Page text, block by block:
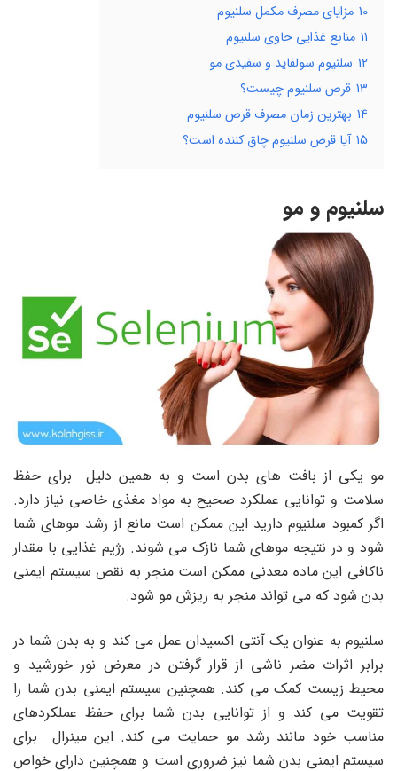
10 مزایای مصرف مکمل سلنیوم
11 منابع غذایی حاوی سلنیوم
12 سلنیوم سولفاید و سفیدی مو
13 قرص سلنیوم چیست؟
14 بهترین زمان مصرف قرص سلنیوم
15 آیا قرص سلنیوم چاق کننده است؟
سلنیوم و مو
مو یکی از بافت های بدن است و به همین دلیل برای حفظ
سلامت و توانایی عملکرد صحیح به مواد مغذی خاصی نیاز دارد.
اگر کمبود سلنیوم دارید این ممکن است مانع از رشد موهای شما
شود و در نتیجه موهای شما نازک می شوند. رژیم غذایی با مقدار
ناکافی این ماده معدنی ممکن است منجر به نقص سیستم ایمنی
بدن شود که می تواند منجر به ریزش مو شود.
سلنیوم به عنوان یک آنتی اکسیدان عمل می کند و به بدن شما در
برابر اثرات مضر ناشی از قرار گرفتن در معرض نور خورشید و
محیط زیست کمک می کند. همچنین سیستم ایمنی بدن شما را
تقویت می کند و از توانایی بدن شما برای حفظ عملکردهای
مناسب خود مانند رشد مو حمایت می کند. این مینرال برای
سیستم ایمنی بدن شما نیز ضروری است و همچنین دارای خواص